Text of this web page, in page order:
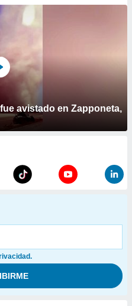
avistado en Zapponeta,